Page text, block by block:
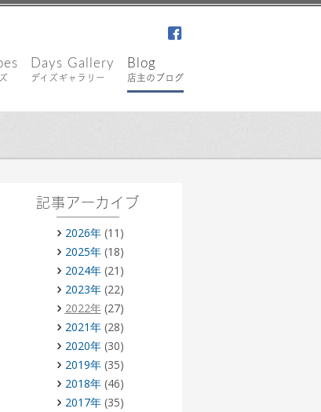
Days Gallery
デイズギャラリー
Blog
店主のブログ
記事アーカイブ
2026年(11)
2025年(18)
2024年(21)
2023年(22)
2022年(27)
2021年(28)
2020年(30)
2019年(35)
2018年(46)
2017年(35)